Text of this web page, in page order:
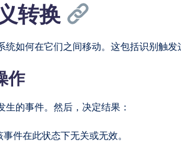
转换
如何在它们之间移动。这包括识别触发
作
的事件。然后，决定结果：
事件在此状态下无关或无效。